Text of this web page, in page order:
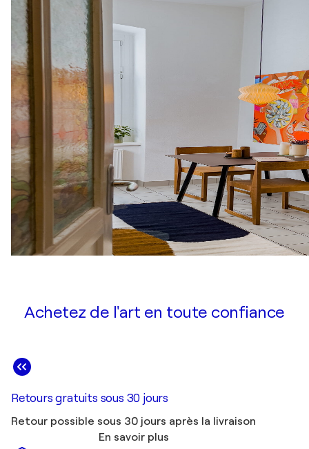
Achetez de l'art en toute confiance
Retours gratuits sous 30 jours
Retour possible sous 30 jours après la livraison
En savoir plus